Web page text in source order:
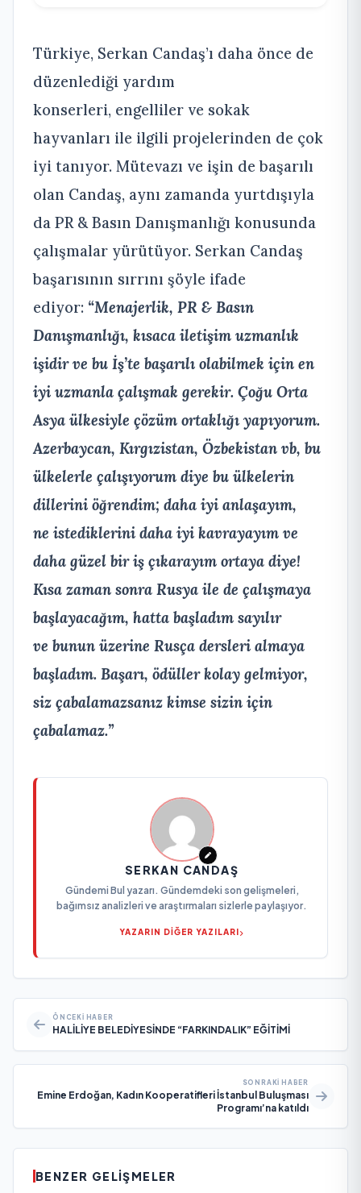
Türkiye, Serkan Candaş’ı daha önce de
düzenlediği yardım
konserleri, engelliler ve sokak
hayvanları ile ilgili projelerinden de çok
iyi tanıyor. Mütevazı ve işin de başarılı
olan Candaş, aynı zamanda yurtdışıyla
da PR & Basın Danışmanlığı konusunda
çalışmalar yürütüyor. Serkan Candaş
başarısının sırrını şöyle ifade
ediyor: “Menajerlik, PR & Basın
Danışmanlığı, kısaca iletişim uzmanlık
işidir ve bu İş’te başarılı olabilmek için en
iyi uzmanla çalışmak gerekir. Çoğu Orta
Asya ülkesiyle çözüm ortaklığı yapıyorum.
Azerbaycan, Kırgızistan, Özbekistan vb, bu
ülkelerle çalışıyorum diye bu ülkelerin
dillerini öğrendim; daha iyi anlaşayım,
ne istediklerini daha iyi kavrayayım ve
daha güzel bir iş çıkarayım ortaya diye!
Kısa zaman sonra Rusya ile de çalışmaya
başlayacağım, hatta başladım sayılır
ve bunun üzerine Rusça dersleri almaya
başladım. Başarı, ödüller kolay gelmiyor,
siz çabalamazsanız kimse sizin için
çabalamaz.”
SERKAN CANDAŞ
Gündemi Bul yazarı. Gündemdeki son gelişmeleri,
bağımsız analizleri ve araştırmaları sizlerle paylaşıyor.
YAZARIN DİĞER YAZILARI
ÖNCEKI HABER
HALİLİYE BELEDİYESİNDE “FARKINDALIK” EĞİTİMİ
SONRAKI HABER
Emine Erdoğan, Kadın Kooperatifleri İstanbul Buluşması
Programı’na katıldı
BENZER GELIŞMELER